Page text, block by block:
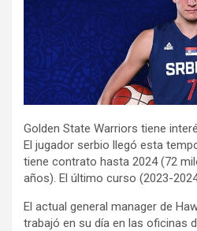
Golden State Warriors tiene
El jugador serbio llegó esta
tiene contrato hasta 2024 (72
años). El último curso (2023-
El actual general manager de
trabajó en su día en las oficinas